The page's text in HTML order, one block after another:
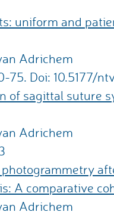
uniform and
Adrichem
Doi: 10.5177/
sagittal suture
Adrichem
A comparative
Adrichem